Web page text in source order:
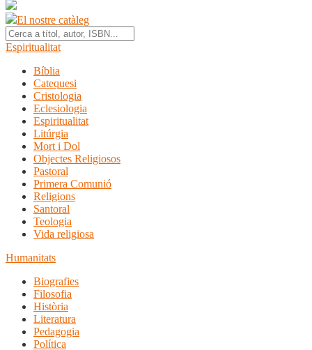
El nostre catàleg
Espiritualitat
Bíblia
Catequesi
Cristologia
Eclesiologia
Espiritualitat
Litúrgia
Mort i Dol
Objectes Religiosos
Pastoral
Primera Comunió
Religions
Santoral
Teologia
Vida religiosa
Humanitats
Biografies
Filosofia
Història
Literatura
Pedagogia
Política